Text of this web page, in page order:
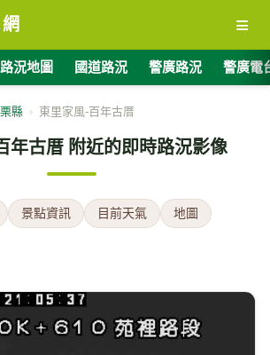
≡
況地圖 國道路況 警廣路況 警廣電
縣 › 東里家風-百年古厝
年古厝 附近的即時路況影像
景點資訊 目前天氣 地圖